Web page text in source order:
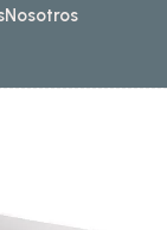
Nosotros